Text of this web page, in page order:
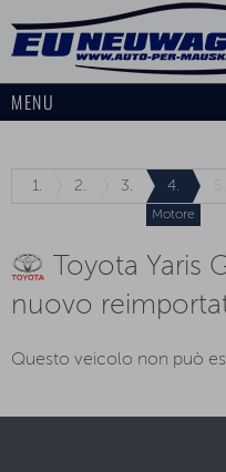
MENU
1. 2. 3. 4.
Motore
Toyota Yaris
nuovo
Questo veicolo non può